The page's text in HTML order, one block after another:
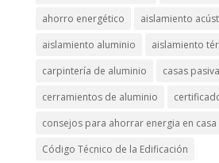
ahorro energético
aislamiento
aislamiento aluminio
aislamiento
carpintería de aluminio
casas
cerramientos de aluminio
consejos para ahorrar energia en casa
Código Técnico de la Edificación